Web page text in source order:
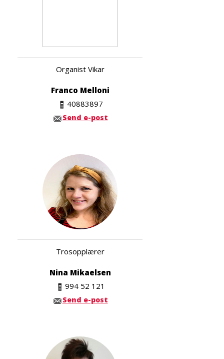
Organist Vikar
Franco Melloni
40883897
Send e-post
Trosopplærer
Nina Mikaelsen
994 52 121
Send e-post